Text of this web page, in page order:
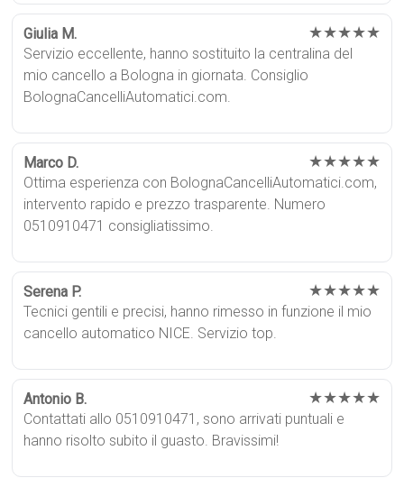
Giulia M. ★★★★★
Servizio eccellente, hanno sostituito la centralina del
mio cancello a Bologna in giornata. Consiglio
BolognaCancelliAutomatici.com.
Marco D. ★★★★★
Ottima esperienza con BolognaCancelliAutomatici.com,
intervento rapido e prezzo trasparente. Numero
0510910471 consigliatissimo.
Serena P. ★★★★★
Tecnici gentili e precisi, hanno rimesso in funzione il mio
cancello automatico NICE. Servizio top.
Antonio B. ★★★★★
Contattati allo 0510910471, sono arrivati puntuali e
hanno risolto subito il guasto. Bravissimi!